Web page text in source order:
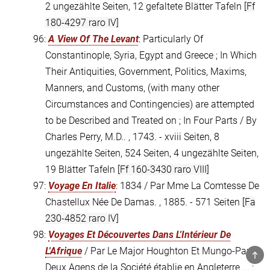
2 ungezählte Seiten, 12 gefaltete Blätter Tafeln [Ff
180-4297 raro IV]
96:A View Of The Levant: Particularly Of
Constantinople, Syria, Egypt and Greece ; In Which
Their Antiquities, Government, Politics, Maxims,
Manners, and Customs, (with many other
Circumstances and Contingencies) are attempted
to be Described and Treated on ; In Four Parts / By
Charles Perry, M.D.. , 1743. - xviii Seiten, 8
ungezählte Seiten, 524 Seiten, 4 ungezählte Seiten,
19 Blätter Tafeln [Ff 160-3430 raro VIII]
97: Voyage En Italie: 1834 / Par Mme La Comtesse De
Chastellux Née De Damas. , 1885. - 571 Seiten [Fa
230-4852 raro IV]
98: Voyages Et Découvertes Dans L'Intérieur De
L'Afrique / Par Le Major Houghton Et Mungo-Park,
Deux Agens de la Société établie en Angleterre ... :
TOP